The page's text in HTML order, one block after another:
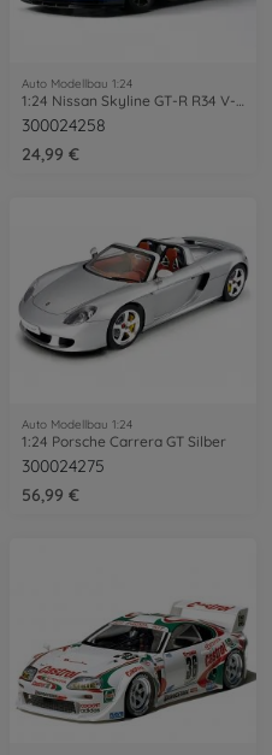
Auto Modellbau 1:24
1:24 Nissan Skyline GT-R R34 V-Spec II
300024258
24,99 €
Auto Modellbau 1:24
1:24 Porsche Carrera GT Silber
300024275
56,99 €